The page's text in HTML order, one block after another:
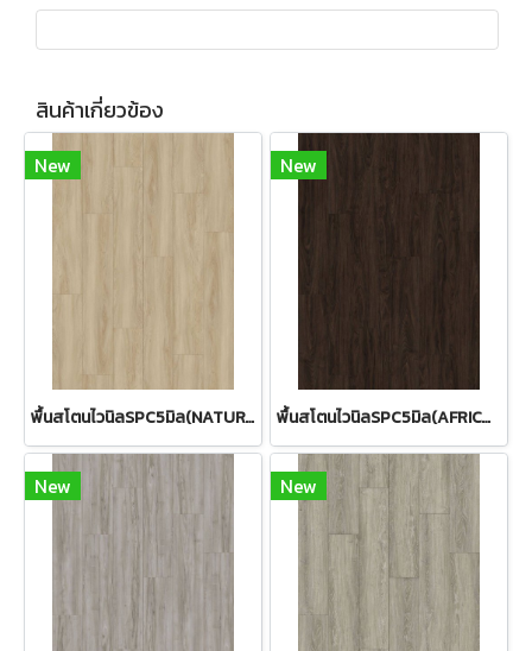
สินค้าเกี่ยวข้อง
New
พื้นสโตนไวนิลSPC5มิล(NATURAL OAK)
New
พื้นสโตนไวนิลSPC5มิล(AFRICAN SAPELE)
New New